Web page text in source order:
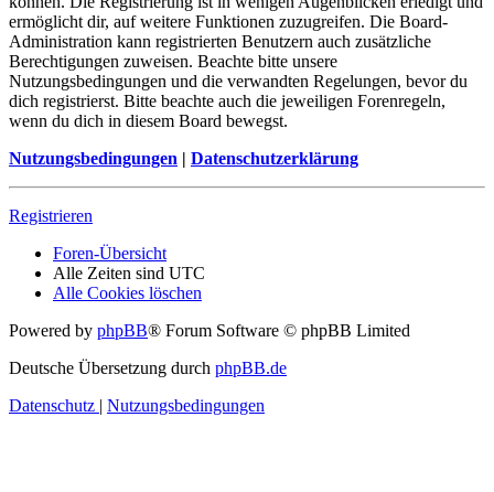
ermöglicht dir, auf weitere Funktionen zuzugreifen. Die Board-
Administration kann registrierten Benutzern auch zusätzliche
Berechtigungen zuweisen. Beachte bitte unsere
Nutzungsbedingungen und die verwandten Regelungen, bevor du
dich registrierst. Bitte beachte auch die jeweiligen Forenregeln,
wenn du dich in diesem Board bewegst.
Nutzungsbedingungen | Datenschutzerklärung
Registrieren
Foren-Übersicht
Alle Zeiten sind UTC
Alle Cookies löschen
Powered by phpBB® Forum Software © phpBB Limited
Deutsche Übersetzung durch phpBB.de
Datenschutz | Nutzungsbedingungen